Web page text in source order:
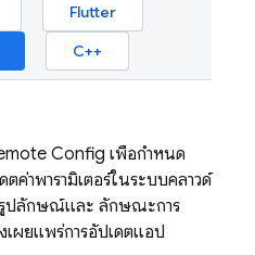
Flutter
C++
Config เพื่อกำหนด
ค่าพารามิเตอร์ในระบบคลาวด์
ปลักษณ์และ ลักษณะการ
ผยแพร่การอัปเดตแอป